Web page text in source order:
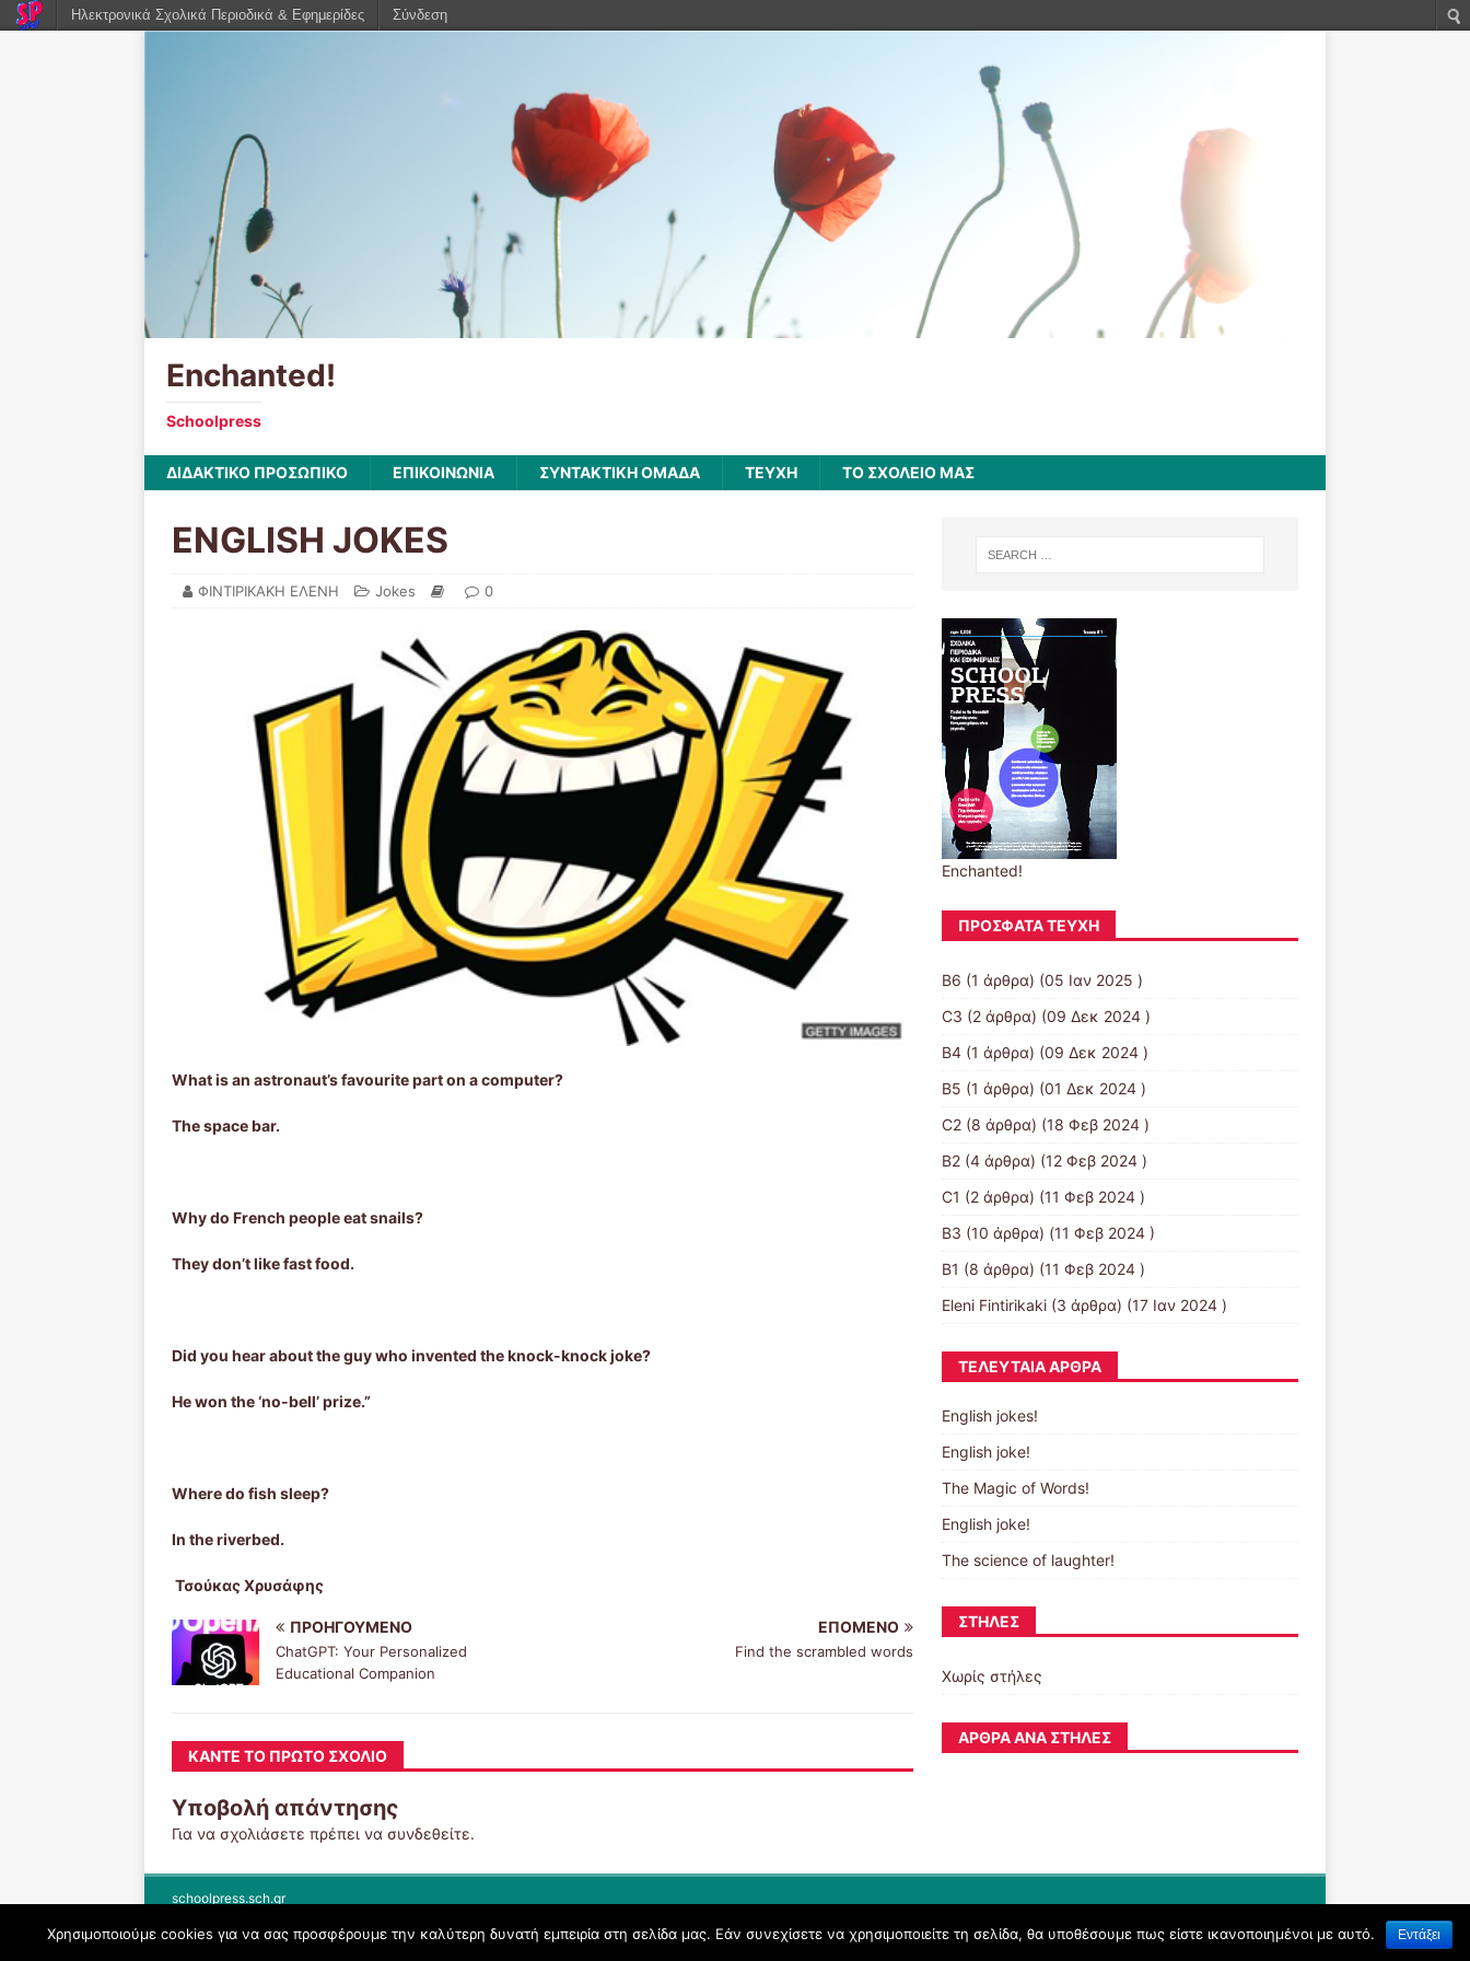
Enchanted!
Schoolpress
ΔΙΔΑΚΤΙΚΟ ΠΡΟΣΩΠΙΚΟ ΕΠΙΚΟΙΝΩΝΙΑ ΣΥΝΤΑΚΤΙΚΗ ΟΜΑΔΑ ΤΕΥΧΗ ΤΟ ΣΧΟΛΕΙΟ ΜΑΣ
ENGLISH JOKES
ΦΙΝΤΙΡΙΚΑΚΗ ΕΛΕΝΗ Jokes 0
What is an astronaut’s favourite part on a computer?
The space bar.
Why do French people eat snails?
They don’t like fast food.
Did you hear about the guy who invented the knock-knock joke?
He won the ‘no-bell’ prize.”
Where do fish sleep?
In the riverbed.
Τσούκας Χρυσάφης
ΠΡΟΗΓΟΎΜΕΝΟ
ChatGPT: Your Personalized
Educational Companion
ΕΠΌΜΕΝΟ
Find the scrambled words
ΚΆΝΤΕ ΤΟ ΠΡΏΤΟ ΣΧΌΛΙΟ
Υποβολή απάντησης
Για να σχολιάσετε πρέπει να συνδεθείτε.
Enchanted!
ΠΡΌΣΦΑΤΑ ΤΕΎΧΗ
B6 (1 άρθρα) (05 Ιαν 2025 )
C3 (2 άρθρα) (09 Δεκ 2024 )
B4(1 άρθρα) (09 Δεκ 2024 )
B5 (1 άρθρα) (01 Δεκ 2024 )
C2(8 άρθρα) (18 Φεβ 2024 )
B2(4 άρθρα) (12 Φεβ 2024 )
C1 (2 άρθρα) (11 Φεβ 2024 )
Β3 (10 άρθρα) (11 Φεβ 2024 )
B1 (8 άρθρα) (11 Φεβ 2024 )
Eleni Fintirikaki(3 άρθρα) (17 Ιαν 2024 )
ΤΕΛΕΥΤΑΊΑ ΆΡΘΡΑ
English jokes!
English joke!
The Magic of Words!
English joke!
The science of laughter!
ΣΤΉΛΕΣ
Χωρίς στήλες
ΆΡΘΡΑ ΑΝΆ ΣΤΉΛΕΣ
schoolpress.sch.gr
Όροι Χρήσης schoolpress.sch.gr|Δήλωση προσβασιμότητας
Ηλεκτρονικά Σχολικά Περιοδικά & Εφημερίδες Σύνδεση
Χρησιμοποιούμε cookies για να σας προσφέρουμε την καλύτερη δυνατή εμπειρία στη σελίδα μας. Εάν συνεχίσετε να χρησιμοποιείτε τη σελίδα, θα υποθέσουμε πως είστε ικανοποιημένοι με αυτό. Εντάξει